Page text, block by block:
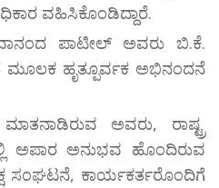
ವಹಿಸಿಕೊಂಡಿದ್ದಾರೆ.
ಪಾಟೀಲ್ ಅವರು ಬಿ.ಕೆ.
ಮೂಲಕ ಹೃತ್ಪೂರ್ವಕ ಅಭಿನಂದನೆ
ಅವರು, ರಾಷ್ಟ್ರ
ಅಪಾರ ಅನುಭವ ಹೊಂದಿರುವ
ಸಂಘಟನೆ, ಕಾರ್ಯಕರ್ತರೊಂದಿಗೆ